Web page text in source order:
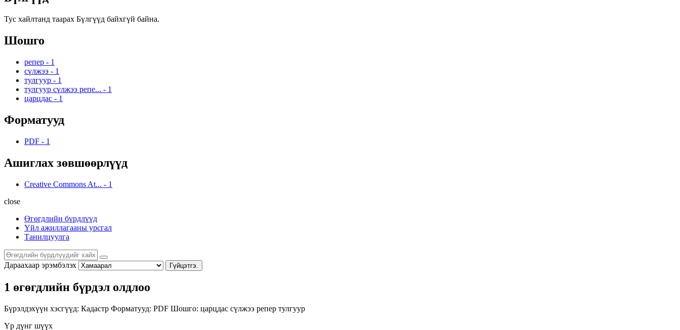
Тус хайлтанд таарах Бүлгүүд байхгүй байна.
Шошго
репер - 1
сүлжээ - 1
тулгуур - 1
тулгуур сүлжээ репе... - 1
царцдас - 1
Форматууд
PDF - 1
Ашиглах зөвшөөрлүүд
Creative Commons At... - 1
close
Өгөгдлийн бүрдлүүд
Үйл ажиллагааны урсгал
Танилцуулга
Дараахаар эрэмбэлэх Гүйцэтгэ.
1 өгөгдлийн бүрдэл олдлоо
Бүрэлдэхүүн хэсгүүд: Кадастр Форматууд: PDF Шошго: царцдас сүлжээ репер тулгуур
Үр дүнг шүүх